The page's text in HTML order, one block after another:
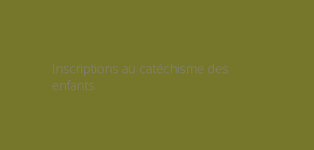
Inscriptions au catéchisme des
enfants